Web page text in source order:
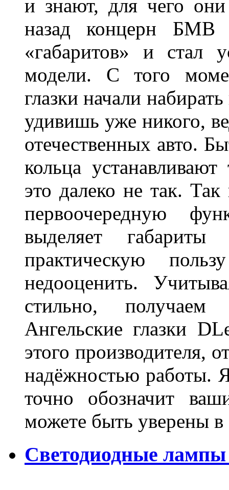
и знают, для чего
назад концерн БМВ
«габаритов» и стал
модели. С того
глазки начали
удивишь уже никого,
отечественных авто.
кольца
это далеко не так. Так
первоочередную
выделяет
практическую
недооценить.
стильно,
Ангельские глазки
этого производителя,
надёжностью работы.
точно обозначит
можете быть уверены
Светодиодные